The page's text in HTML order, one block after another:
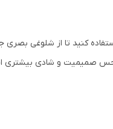
کنید تا از شلوغی بصری
حس صمیمیت و شادی بیشتری